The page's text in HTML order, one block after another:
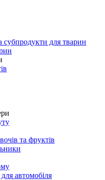
субпродукти для тварин
та фруктів
автомобіля